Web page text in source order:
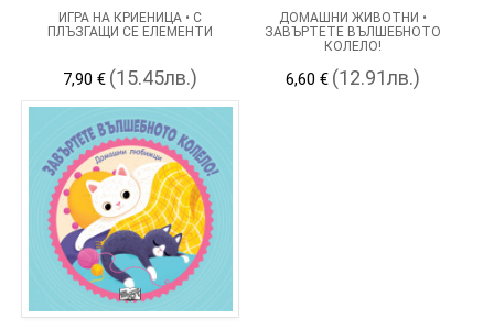
ИГРА НА КРИЕНИЦА • С
ПЛЪЗГАЩИ СЕ ЕЛЕМЕНТИ
7,90 € (15.45лв.)
ДОМАШНИ ЖИВОТНИ •
ЗАВЪРТЕТЕ ВЪЛШЕБНОТО
КОЛЕЛО!
6,60 € (12.91лв.)